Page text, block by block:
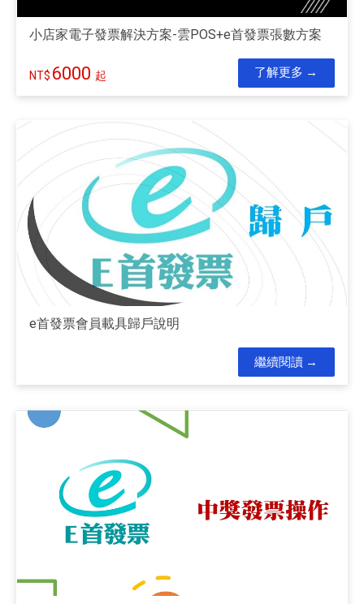
小店家電子發票解決方案-雲POS+e首發票張數方案
6000 起 了解更多
e首發票會員載具歸戶說明
繼續閱讀